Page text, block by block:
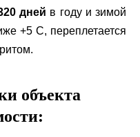
дней в году и зимой
+5 С, переплетается
объекта